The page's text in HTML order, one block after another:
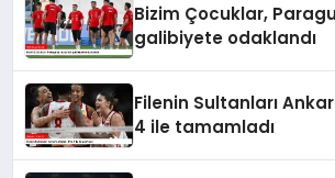
Bizim Çocuklar,
galibiyete odaklandı
Filenin Sultanları
4 ile tamamladı